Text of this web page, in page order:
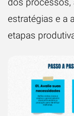
dos processos,
estratégias e a
etapas